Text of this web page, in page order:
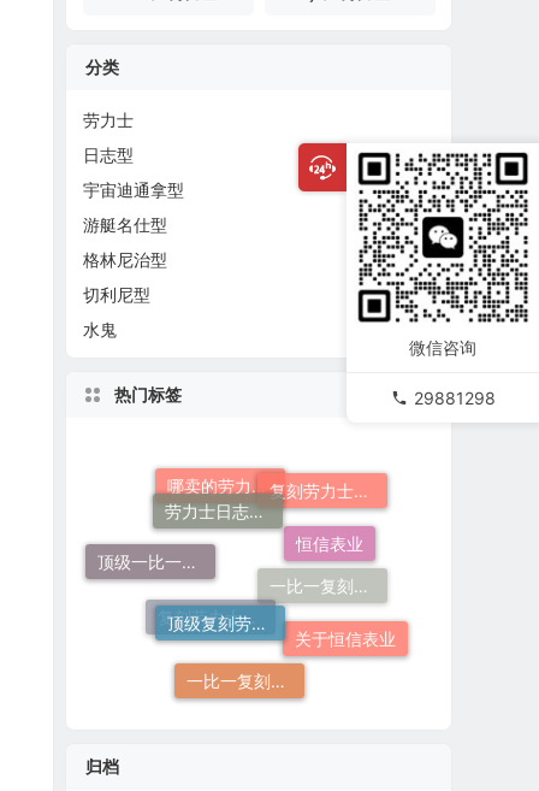
分类
劳力士
日志型
宇宙迪通拿型
游艇名仕型
格林尼治型
切利尼型
水鬼
热门标签
哪卖的劳力士日志36高仿好 复刻劳力士一般多少钱
一比一复刻劳力士手表
复刻劳力士手表
顶级一比一复刻劳力士手表价格
劳力士日志哪个厂仿好
恒信表业
关于恒信表业
一比一复刻劳力士
归档
微信咨询
29881298